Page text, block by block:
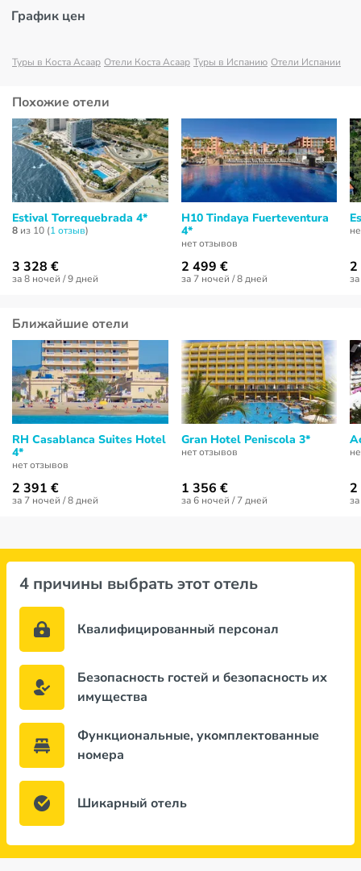
График цен
Туры в Коста Асаар Отели Коста Асаар Туры в Испанию Отели Испании
Похожие отели
Estival Torrequebrada 4*
8 из 10 (1 отзыв)
3 328 €
за 8 ночей / 9 дней
H10 Tindaya Fuerteventura
4*
нет отзывов
2 499 €
за 7 ночей / 8 дней
Ближайшие отели
RH Casablanca Suites Hotel
4*
нет отзывов
2 391 €
за 7 ночей / 8 дней
Gran Hotel Peniscola 3*
нет отзывов
1 356 €
за 6 ночей / 7 дней
4 причины выбрать этот отель
Квалифицированный персонал
Безопасность гостей и безопасность их
имущества
Функциональные, укомплектованные
номера
Шикарный отель